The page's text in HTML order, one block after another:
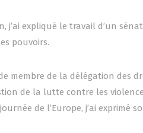
j’ai expliqué le travail d’un
pouvoirs.
membre de la délégation des
de la lutte contre les
de l’Europe, j’ai